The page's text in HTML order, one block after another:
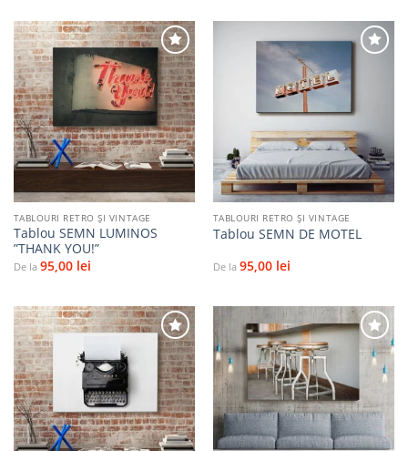
Adaugă
la
favorite
TABLOURI RETRO ȘI VINTAGE
Tablou SEMN LUMINOS
”THANK YOU!”
De la 95,00 lei
TABLOURI RETRO ȘI VINTAGE
Tablou SEMN DE MOTEL
De la 95,00 lei
Adaugă
la
favorite
Adaugă
favorite